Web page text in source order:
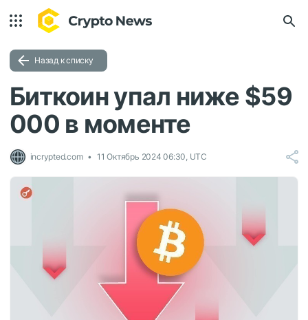
Назад к списку
Биткоин упал ниже $59
000 в моменте
incrypted.com 11 Октябрь 2024 06:30, UTC